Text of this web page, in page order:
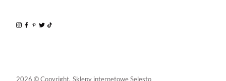
2026 © Copyright. Sklepy internetowe Selesto